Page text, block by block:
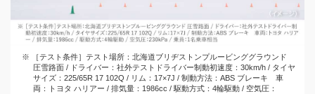
※ ［テスト条件］テスト場所：北海道ブリヂストンプルービンググラウンド
圧雪路面 / ドライバー：社外テストドライバー制動初速度：30km/h / タイヤ
サイズ：225/65R 17 102Q / リム：17×7J / 制動方法：ABS ブレーキ 車
両：トヨタ ハリアー / 排気量：1986cc / 駆動方式：4輪駆動 / 空気圧：